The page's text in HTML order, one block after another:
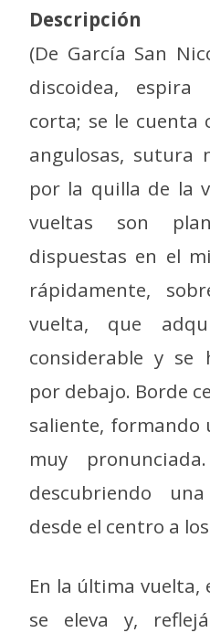
Descripción
(De García San
discoidea, espira
corta; se le cuenta
angulosas, sutura
por la quilla de la
vueltas son
dispuestas en el
rápidamente,
vuelta, que
considerable y se
por debajo. Borde
saliente, formando
muy
descubriendo
desde el centro a
En la última vuelta,
se eleva y,